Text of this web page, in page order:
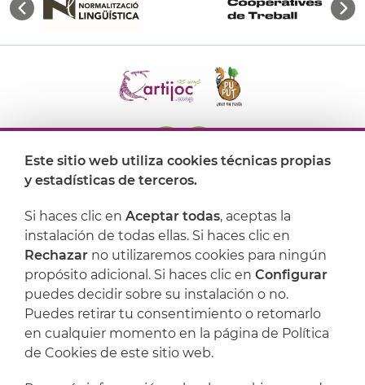
Dónde encontrarnos
Artijoc
Soporte
Este sitio web utiliza cookies técnicas propias
y estadísticas de terceros.
Si haces clic en Aceptar todas, aceptas la
instalación de todas ellas. Si haces clic en
Rechazar no utilizaremos cookies para ningún
propósito adicional. Si haces clic en Configurar
puedes decidir sobre su instalación o no.
Puedes retirar tu consentimiento o retomarlo
en cualquier momento en la página de Política
de Cookies de este sitio web.